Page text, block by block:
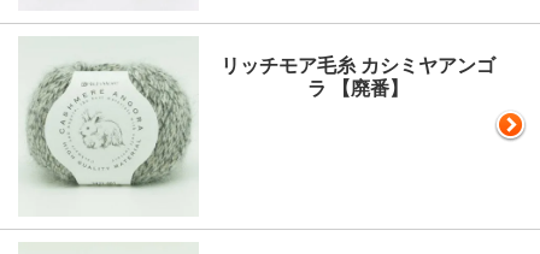
リッチモア毛糸 カシミヤアンゴ
ラ 【廃番】